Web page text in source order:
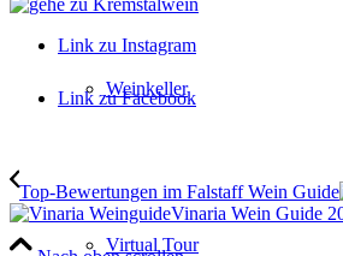
Weinkeller
Virtual Tour
Link zu Instagram
Link zu Facebook
Top-Bewertungen im Falstaff Wein Guide
Vinaria Wein Guide